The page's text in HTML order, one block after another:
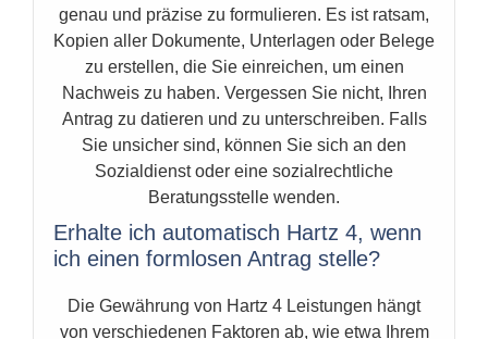
genau und präzise zu formulieren. Es ist ratsam,
Kopien aller Dokumente, Unterlagen oder Belege
zu erstellen, die Sie einreichen, um einen
Nachweis zu haben. Vergessen Sie nicht, Ihren
Antrag zu datieren und zu unterschreiben. Falls
Sie unsicher sind, können Sie sich an den
Sozialdienst oder eine sozialrechtliche
Beratungsstelle wenden.
Erhalte ich automatisch Hartz 4, wenn
ich einen formlosen Antrag stelle?
Die Gewährung von Hartz 4 Leistungen hängt
von verschiedenen Faktoren ab, wie etwa Ihrem